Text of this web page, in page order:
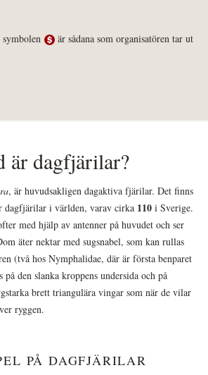
är sådana som organisatören tar ut
är dagfjärilar?
, är huvudsakligen dagaktiva fjärilar. Det finns
dagfjärilar i världen, varav cirka 110 i Sverige.
med hjälp av antenner på huvudet och ser
äter nektar med sugsnabel, som kan rullas
(två hos Nymphalidae, där är första benparet
den slanka kroppens undersida och på
brett triangulära vingar som när de vilar
ryggen.
PÅ DAGFJÄRILAR